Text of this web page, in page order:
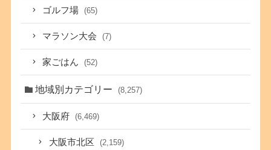
ゴルフ場 (65)
マラソン大会 (7)
家ごはん (52)
地域別カテゴリー (8,257)
大阪府 (6,469)
大阪市北区 (2,159)